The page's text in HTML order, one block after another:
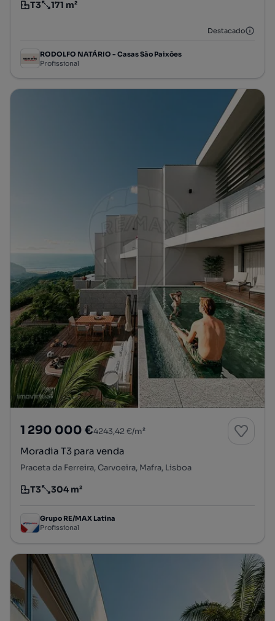
Tipologia
T3
Preço por metro quadrado
171 m²
Destacado
RODOLFO NATÁRIO - Casas São Paixões
Profissional
1 290 000 €4243,42 €/m²
Moradia T3 para venda
Praceta da Ferreira, Carvoeira, Mafra, Lisboa
Tipologia
T3
Preço por metro quadrado
304 m²
Grupo RE/MAX Latina
Profissional